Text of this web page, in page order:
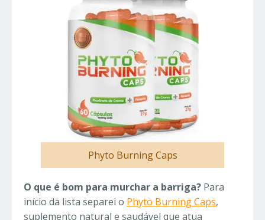
Phyto Burning Caps
O que é bom para murchar a barriga? Para
início da lista separei o Phyto Burning Caps,
suplemento natural e saudável que atua